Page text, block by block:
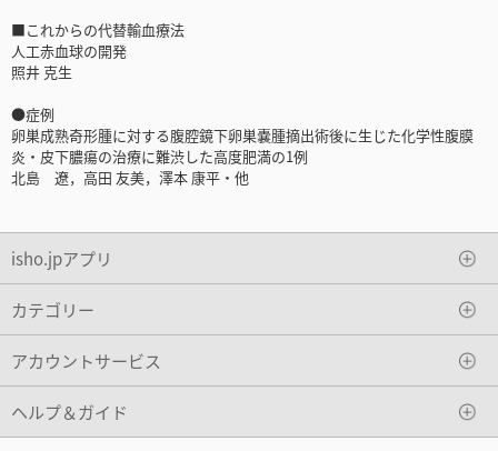
■これからの代替輸血療法
人工赤血球の開発
照井 克生
●症例
卵巣成熟奇形腫に対する腹腔鏡下卵巣嚢腫摘出術後に生じた化学性腹膜
炎・皮下膿瘍の治療に難渋した高度肥満の1例
北島 遼，高田 友美，澤本 康平・他
isho.jpアプリ
カテゴリー
アカウントサービス
ヘルプ＆ガイド